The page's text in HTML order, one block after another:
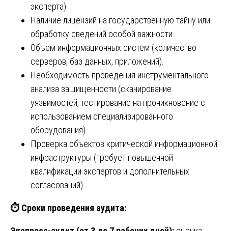
эксперта).
Наличие лицензий на государственную тайну или
обработку сведений особой важности.
Объем информационных систем (количество
серверов, баз данных, приложений).
Необходимость проведения инструментального
анализа защищенности (сканирование
уязвимостей, тестирование на проникновение с
использованием специализированного
оборудования).
Проверка объектов критической информационной
инфраструктуры (требует повышенной
квалификации экспертов и дополнительных
согласований).
⏱️ Сроки проведения аудита: